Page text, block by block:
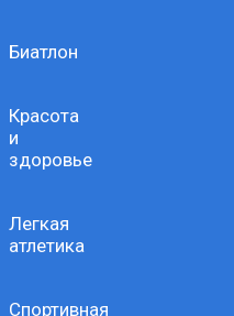
Биатлон
Красота
и
здоровье
Легкая
атлетика
Спортивная